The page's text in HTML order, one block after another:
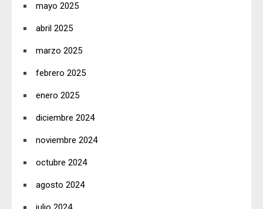
mayo 2025
abril 2025
marzo 2025
febrero 2025
enero 2025
diciembre 2024
noviembre 2024
octubre 2024
agosto 2024